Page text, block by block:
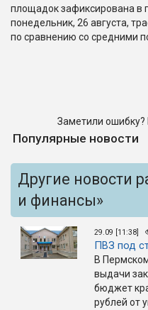
площадок зафиксирована в
понедельник, 26 августа,
по сравнению со средними
Заметили
Популярные новости
Другие новости
и финансы»
29.09 [11:38]
ПВЗ под
В
выдачи
бюджет
рублей от